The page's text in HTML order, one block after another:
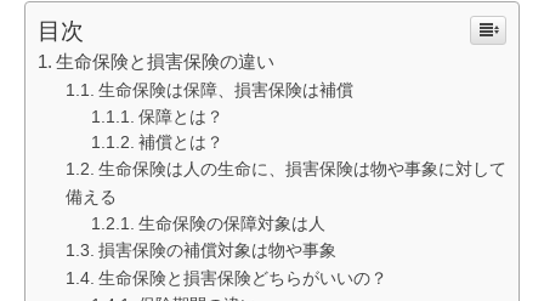
目次
生命保険と損害保険の違い
生命保険は保障、損害保険は補償
保障とは？
補償とは？
生命保険は人の生命に、損害保険は物や事象に対して
備える
生命保険の保障対象は人
損害保険の補償対象は物や事象
生命保険と損害保険どちらがいいの？